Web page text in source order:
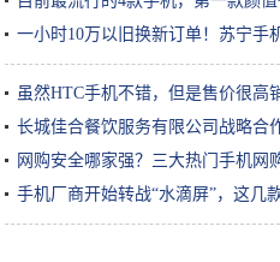
一小时10万以旧换新订单！苏宁手
虽然HTC手机不错，但是售价很高
高？
长城佳合餐饮服务有限公司战略合
网购安全哪家强？三大热门手机网
手机厂商开始转战“水滴屏”，这几